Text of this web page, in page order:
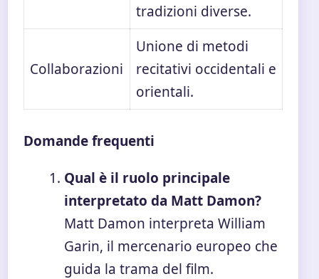
tradizioni diverse.
Collaborazioni
Unione di metodi
recitativi occidentali e
orientali.
Domande frequenti
Qual è il ruolo principale
interpretato da Matt Damon?
Matt Damon interpreta William
Garin, il mercenario europeo che
guida la trama del film.